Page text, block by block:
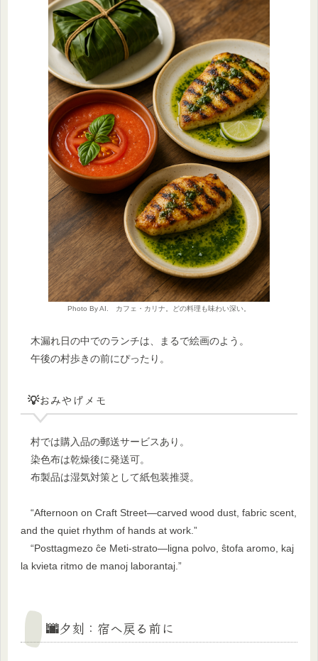
Photo By AI. カフェ・カリナ。どの料理も味わい深い。
木漏れ日の中でのランチは、まるで絵画のよう。
午後の村歩きの前にぴったり。
💡おみやげメモ
村では購入品の郵送サービスあり。
染色布は乾燥後に発送可。
布製品は湿気対策として紙包装推奨。
“Afternoon on Craft Street—carved wood dust, fabric scent,
and the quiet rhythm of hands at work.”
“Posttagmezo ĉe Meti-strato—ligna polvo, ŝtofa aromo, kaj
la kvieta ritmo de manoj laborantaj.”
🌆夕刻：宿へ戻る前に